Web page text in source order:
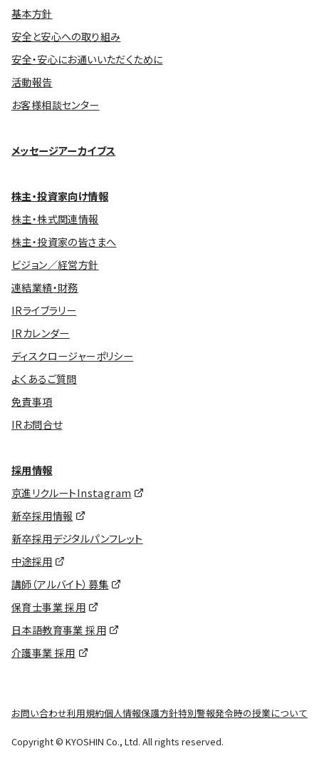
基本方針
安全と安心への取り組み
安全・安心にお通いいただくために
活動報告
お客様相談センター
メッセージアーカイブス
株主・投資家向け情報
株主・株式関連情報
株主・投資家の皆さまへ
ビジョン／経営方針
連結業績・財務
IRライブラリー
IRカレンダー
ディスクロージャーポリシー
よくあるご質問
免責事項
IRお問合せ
採用情報
京進リクルートInstagram
新卒採用情報
新卒採用デジタルパンフレット
中途採用
講師（アルバイト）募集
保育士事業 採用
日本語教育事業 採用
介護事業 採用
お問い合わせ利用規約個人情報保護方針特別警報発令時の授業について
Copyright © KYOSHIN Co., Ltd. All rights reserved.